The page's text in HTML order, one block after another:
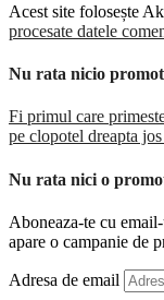
Acest site folosește
procesate datele
Nu rata nicio
Fi primul care
pe clopotel dreapta
Nu rata nici o
Aboneaza-te cu
apare o campanie de
Adresa de email